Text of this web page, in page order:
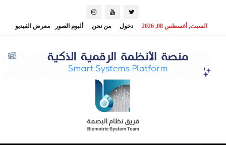
السبت, أغسطس 08, 2026 دخول من نحن ألبوم الصور معرض الفيديو